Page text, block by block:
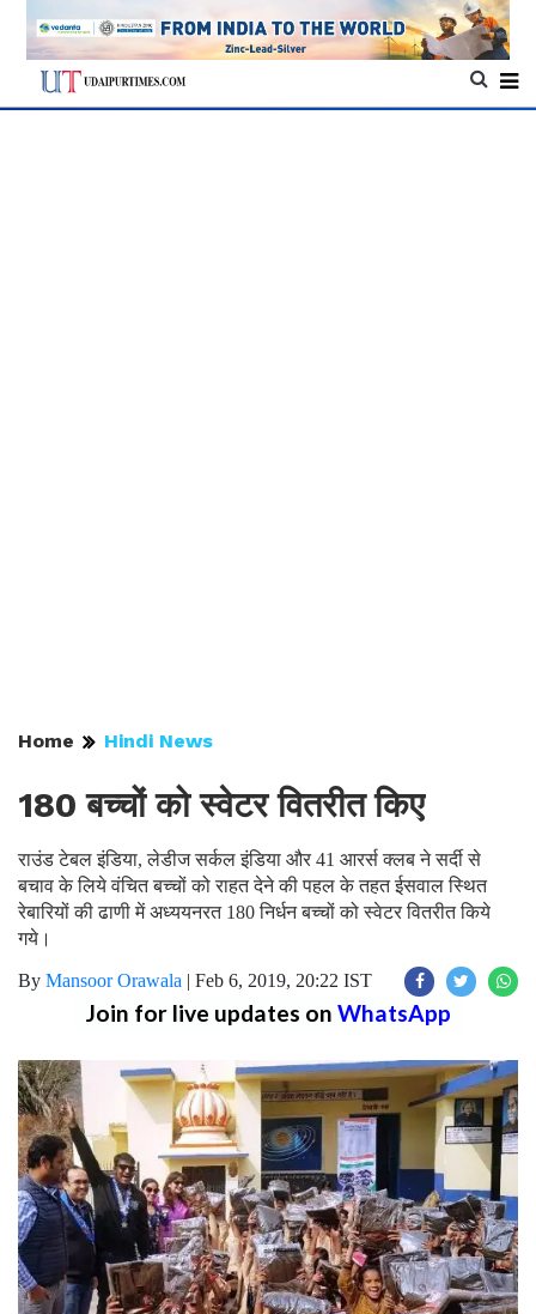
Home Hindi News
180 बच्चों को स्वेटर वितरीत किए
राउंड टेबल इंडिया, लेडीज सर्कल इंडिया और 41 आरर्स क्लब ने सर्दी से
बचाव के लिये वंचित बच्चों को राहत देने की पहल के तहत ईसवाल स्थित
रेबारियों की ढाणी में अध्ययनरत 180 निर्धन बच्चों को स्वेटर वितरीत किये
गये।
By Mansoor Orawala | Feb 6, 2019, 20:22 IST
Join for live updates on WhatsApp